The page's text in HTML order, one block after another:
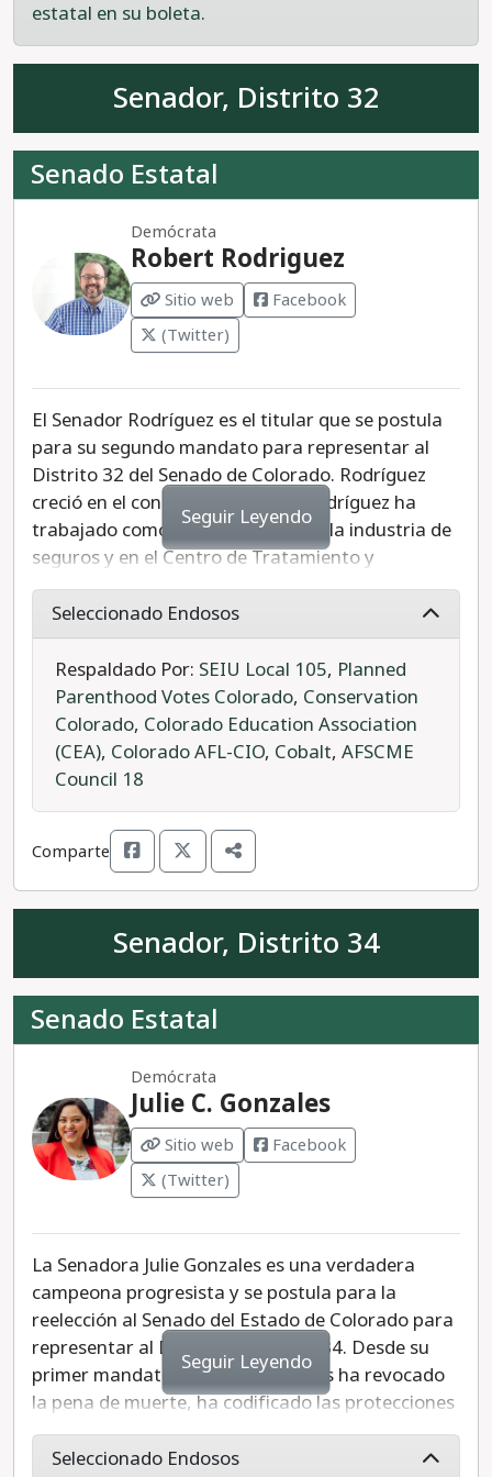
estatal en su boleta.
Senador, Distrito 32
Senado Estatal
Demócrata
Robert Rodriguez
Sitio web
Facebook
(Twitter)
El Senador Rodríguez es el titular que se postula
para su segundo mandato para representar al
Distrito 32 del Senado de Colorado. Rodríguez
creció en el condado de Adams. Rodríguez ha
trabajado como analista senior en la industria de
seguros y en el Centro de Tratamiento y
Correccionales de la Comunidad. Rodríguez
recibió puntajes altos de la Asociación de
Educación de Colorado y grupos ambientalistas.
El Senador Rodríguez espera continuar su trabajo
en viviendas asequibles y brindarles a las familias
herramientas económicas para construir una vida
mejor. Vota por el Senador Rodríguez.
Rodríguez es la opción progresista para el Distrito
Senatorial 32 de Colorado.
Seguir Leyendo
Seleccionado Endosos
Respaldado Por: SEIU Local 105, Planned
Parenthood Votes Colorado, Conservation
Colorado, Colorado Education Association
(CEA), Colorado AFL-CIO, Cobalt, AFSCME
Council 18
Comparte
Senador, Distrito 34
Senado Estatal
Demócrata
Julie C. Gonzales
Sitio web
Facebook
(Twitter)
La Senadora Julie Gonzales es una verdadera
campeona progresista y se postula para la
reelección al Senado del Estado de Colorado para
representar al Distrito Senatorial 34. Desde su
primer mandato en 2018, Gonzales ha revocado
la pena de muerte, ha codificado las protecciones
contra el aborto, ha impedido que ICE allanando
las bases de datos estatales, fortaleciendo las
Seguir Leyendo
Seleccionado Endosos